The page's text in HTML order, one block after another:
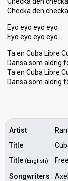
Checka den
Eyo eyo eyo eyo
Eyo eyo eyo eyo
Ta en Cuba Libre
Dansa som aldrig
Ta en Cuba Libre
Dansa ѕom аldrig
Artist
Title
Title (English)
Songwriters